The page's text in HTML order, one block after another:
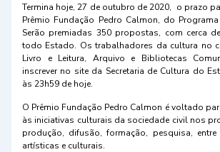
Termina hoje, 27 de outubro de 2020, o prazo
Prêmio Fundação Pedro Calmon, do
Serão premiadas 350 propostas, com cerca
todo Estado. Os trabalhadores da cultura no
Livro e Leitura, Arquivo e Bibliotecas
inscrever no site da Secretaria de Cultura do
às 23h59 de hoje.
O Prêmio Fundação Pedro Calmon é voltado
às iniciativas culturais da sociedade civil nos
produção, difusão, formação, pesquisa, entre
artísticas e culturais.